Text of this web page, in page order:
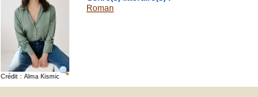
Crédit : Alma Kismic
Roman